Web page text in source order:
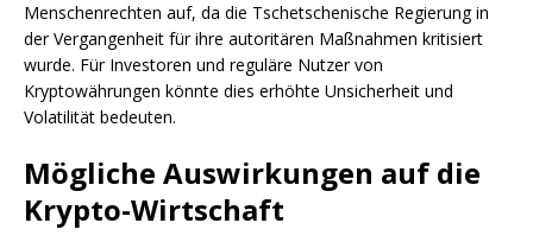
Menschenrechten auf, da die Tschetschenische Regierung in
der Vergangenheit für ihre autoritären Maßnahmen kritisiert
wurde. Für Investoren und reguläre Nutzer von
Kryptowährungen könnte dies erhöhte Unsicherheit und
Volatilität bedeuten.
Mögliche Auswirkungen auf die
Krypto-Wirtschaft